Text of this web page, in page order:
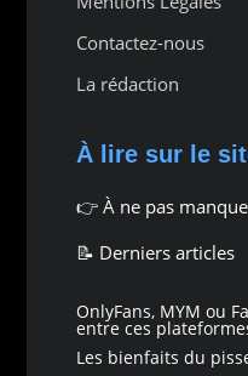
Contactez-nous
La rédaction
À lire sur le
👉 À ne pas
📝 Derniers articles
OnlyFans, MYM ou
entre ces
Les bienfaits du